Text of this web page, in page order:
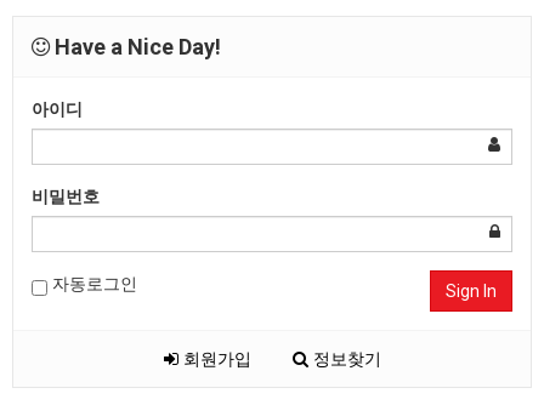
Have a Nice Day!
아이디
비밀번호
자동로그인 Sign In
회원가입 정보찾기